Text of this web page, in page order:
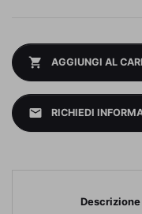
shopping_cart AGGIUNGI AL
mail RICHIEDI
Descrizione